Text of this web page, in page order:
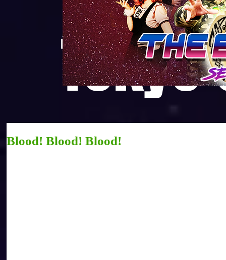
Tokyo
Blood! Blood! Blood!